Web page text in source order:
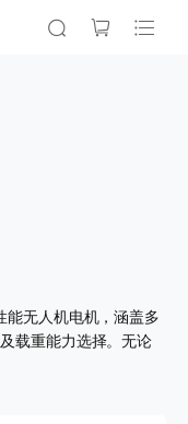
能无人机电机，涵盖多
载重能力选择。无论
，您都能在此高效筛